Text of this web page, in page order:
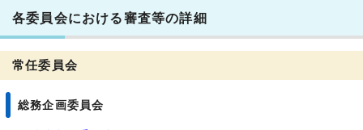
各委員会における審査等の詳細
常任委員会
総務企画委員会